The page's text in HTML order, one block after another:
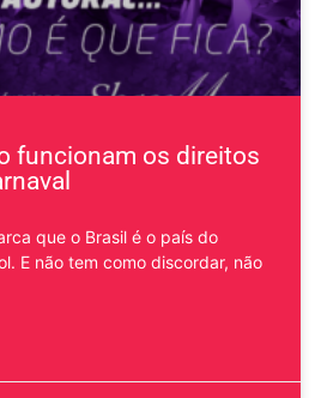
funcionam os direitos
que o Brasil é o país do
E não tem como discordar, não